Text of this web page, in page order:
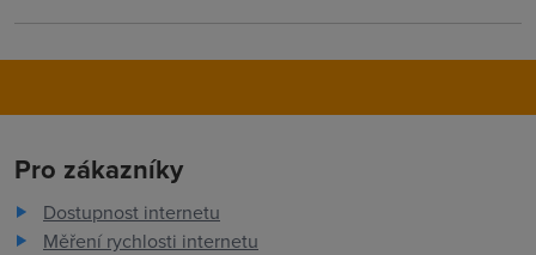
Pro zákazníky
Dostupnost internetu
Měření rychlosti internetu